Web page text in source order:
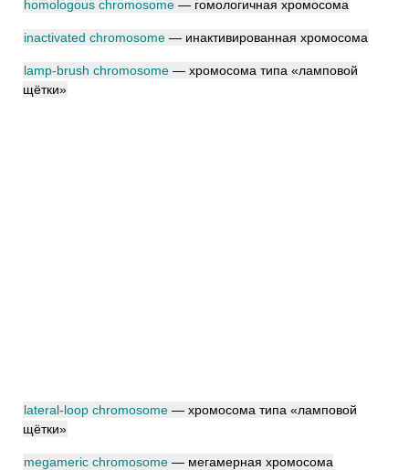
homologous chromosome — гомологичная хромосома
inactivated chromosome — инактивированная хромосома
lamp-brush chromosome — хромосома типа «ламповой
щётки»
lateral-loop chromosome — хромосома типа «ламповой
щётки»
megameric chromosome — мегамерная хромосома